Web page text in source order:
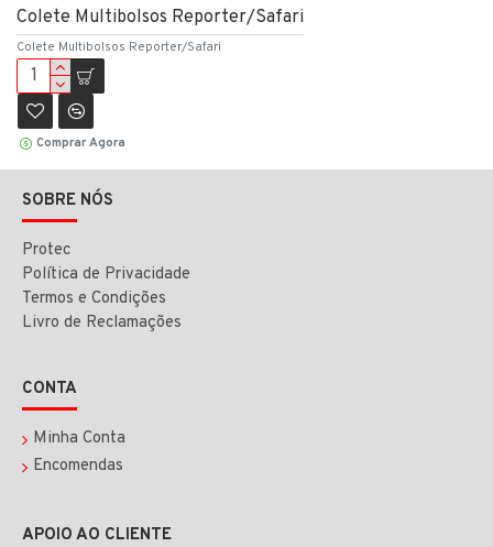
Colete Multibolsos Reporter/Safari
Colete Multibolsos Reporter/Safari
Comprar Agora
SOBRE NÓS
Protec
Política de Privacidade
Termos e Condições
Livro de Reclamações
CONTA
Minha Conta
Encomendas
APOIO AO CLIENTE